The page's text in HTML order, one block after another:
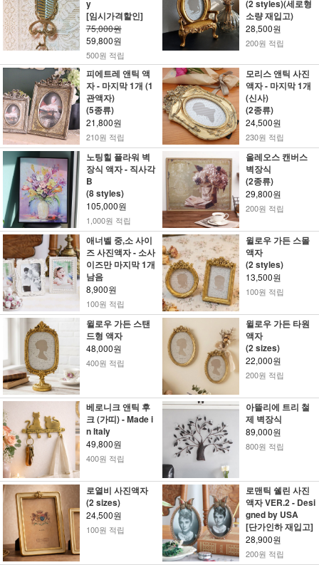
y
[임시가격할인]
75,000원
59,800원
500원 적립
(2 styles)(세로형
소량 재입고)
28,500원
200원 적립
피에트레 앤틱 액
자 - 마지막 1개 (1
관액자)
(5종류)
21,800원
210원 적립
모리스 앤틱 사진
액자 - 마지막 1개
(신사)
(2종류)
24,500원
230원 적립
노팅힐 플라워 벽
장식 액자 - 직사각
B
(8 styles)
105,000원
1,000원 적립
올레오스 캔버스
벽장식
(2종류)
29,800원
200원 적립
애너벨 중,소 사이
즈 사진액자 - 소사
이즈만 마지막 1개
남음
8,900원
100원 적립
윌로우 가든 스몰
액자
(2 styles)
13,500원
100원 적립
윌로우 가든 스탠
드형 액자
48,000원
400원 적립
윌로우 가든 타원
액자
(2 sizes)
22,000원
200원 적립
베로니크 앤틱 후
크 (가띠) - Made i
n Italy
49,800원
400원 적립
아뜰리에 트리 철
제 벽장식
89,000원
800원 적립
로열비 사진액자
(2 sizes)
24,500원
100원 적립
로맨틱 쉘린 사진
액자 VER.2 - Desi
gned by USA
[단가인하 재입고]
28,900원
200원 적립